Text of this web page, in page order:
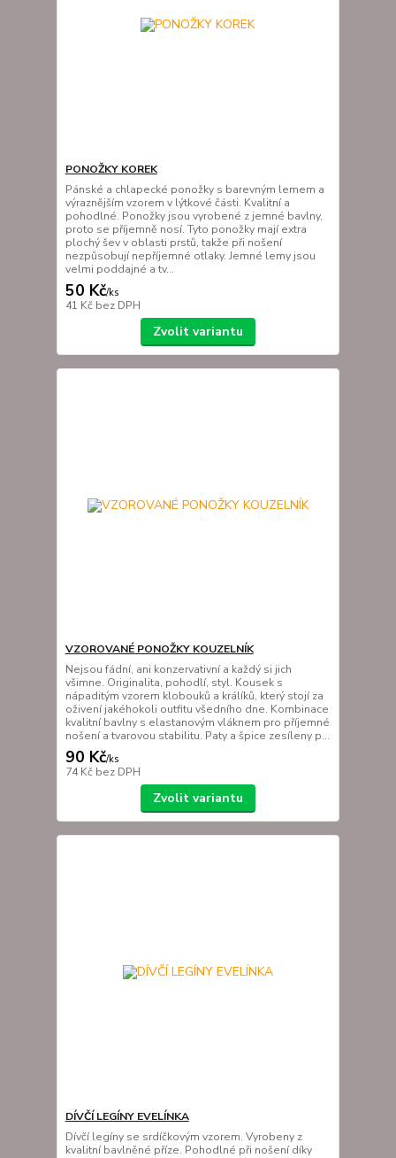
PONOŽKY KOREK
Pánské a chlapecké ponožky s barevným lemem a
výraznějším vzorem v lýtkové části. Kvalitní a
pohodlné. Ponožky jsou vyrobené z jemné bavlny,
proto se příjemně nosí. Tyto ponožky mají extra
plochý šev v oblasti prstů, takže při nošení
nezpůsobují nepříjemné otlaky. Jemné lemy jsou
velmi poddajné a tv...
50 Kč/ks
41 Kč bez DPH
Zvolit variantu
VZOROVANÉ PONOŽKY KOUZELNÍK
Nejsou fádní, ani konzervativní a každý si jich
všimne. Originalita, pohodlí, styl. Kousek s
nápaditým vzorem klobouků a králíků, který stojí za
oživení jakéhokoli outfitu všedního dne. Kombinace
kvalitní bavlny s elastanovým vláknem pro příjemné
nošení a tvarovou stabilitu. Paty a špice zesíleny p...
90 Kč/ks
74 Kč bez DPH
Zvolit variantu
DÍVČÍ LEGÍNY EVELÍNKA
Dívčí legíny se srdíčkovým vzorem. Vyrobeny z
kvalitní bavlněné příze. Pohodlné při nošení díky